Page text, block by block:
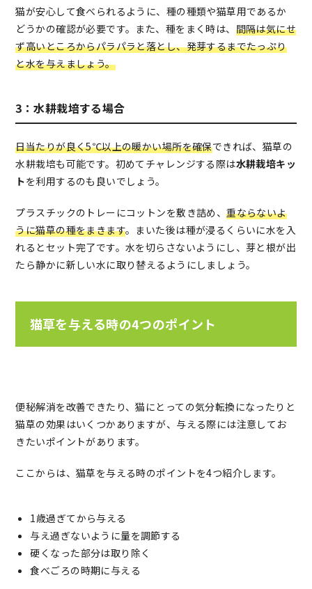
猫が安心して食べられるように、種の種類や猫草用であるか
どうかの確認が必要です。また、種をまく時は、 間隔は気にせ
ず高いところからパラパラと落とし、発芽するまでたっぷり
と水を与えましょう。
3：水耕栽培する場合
日当たりが良く5℃以上の暖かい場所を確保できれば、猫草の
水耕栽培も可能です。初めてチャレンジする際は水耕栽培キッ
トを利用するのも良いでしょう。
プラスチックのトレーにコットンを敷き詰め、重ならないよ
うに猫草の種をまきます。まいた後は種が浸るくらいに水を入
れるとセット完了です。水を切らさないようにし、芽と根が出
たら静かに新しい水に取り替えるようにしましょう。
猫草を与える時の4つのポイント
便秘解消を改善できたり、猫にとっての気分転換になったりと
猫草の効果はいくつかありますが、与える際には注意してお
きたいポイントがあります。
ここからは、猫草を与える時のポイントを4つ紹介します。
1歳過ぎてから与える
与え過ぎないように量を調節する
硬くなった部分は取り除く
食べごろの時期に与える